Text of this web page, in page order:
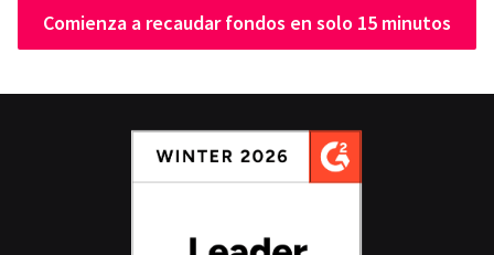
Comienza a recaudar fondos en solo 15 minutos